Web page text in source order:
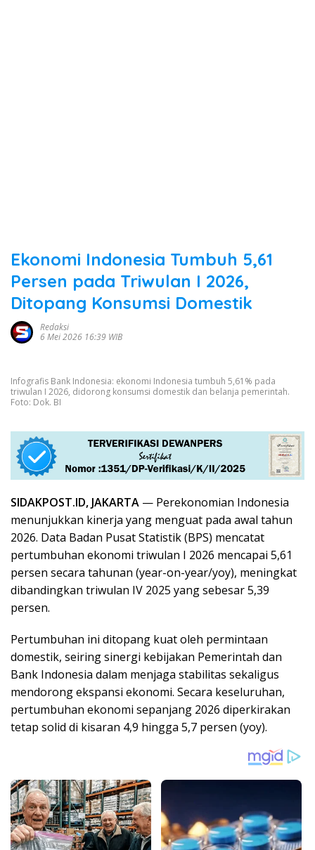
Ekonomi Indonesia Tumbuh 5,61
Persen pada Triwulan I 2026,
Ditopang Konsumsi Domestik
Redaksi
6 Mei 2026 16:39 WIB
Infografis Bank Indonesia: ekonomi Indonesia tumbuh 5,61% pada
triwulan I 2026, didorong konsumsi domestik dan belanja pemerintah.
Foto: Dok. BI
SIDAKPOST.ID, JAKARTA — Perekonomian Indonesia
menunjukkan kinerja yang menguat pada awal tahun
2026. Data Badan Pusat Statistik (BPS) mencatat
pertumbuhan ekonomi triwulan I 2026 mencapai 5,61
persen secara tahunan (year-on-year/yoy), meningkat
dibandingkan triwulan IV 2025 yang sebesar 5,39
persen.
Pertumbuhan ini ditopang kuat oleh permintaan
domestik, seiring sinergi kebijakan Pemerintah dan
Bank Indonesia dalam menjaga stabilitas sekaligus
mendorong ekspansi ekonomi. Secara keseluruhan,
pertumbuhan ekonomi sepanjang 2026 diperkirakan
tetap solid di kisaran 4,9 hingga 5,7 persen (yoy).